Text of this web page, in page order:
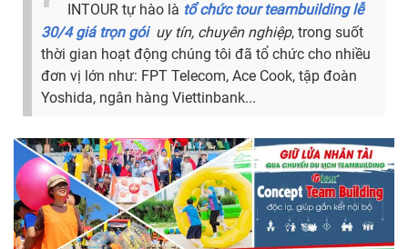
INTOUR tự hào là tổ chức tour teambuilding lễ
30/4 giá trọn gói uy tín, chuyên nghiệp, trong suốt
thời gian hoạt động chúng tôi đã tổ chức cho nhiều
đơn vị lớn như: FPT Telecom, Ace Cook, tập đoàn
Yoshida, ngân hàng Viettinbank...